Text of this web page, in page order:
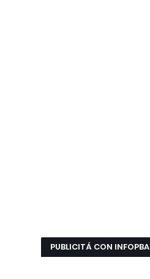
PUBLICITÁ CON INFOPBA